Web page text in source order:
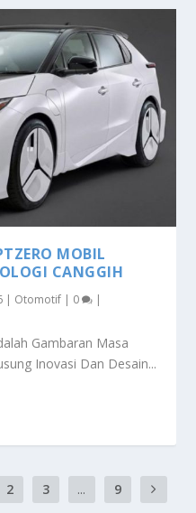
MOBIL
CANGGIH
| Otomotif | 0 |
Gambaran Masa
Inovasi Dan Desain...
2 3 ... 9